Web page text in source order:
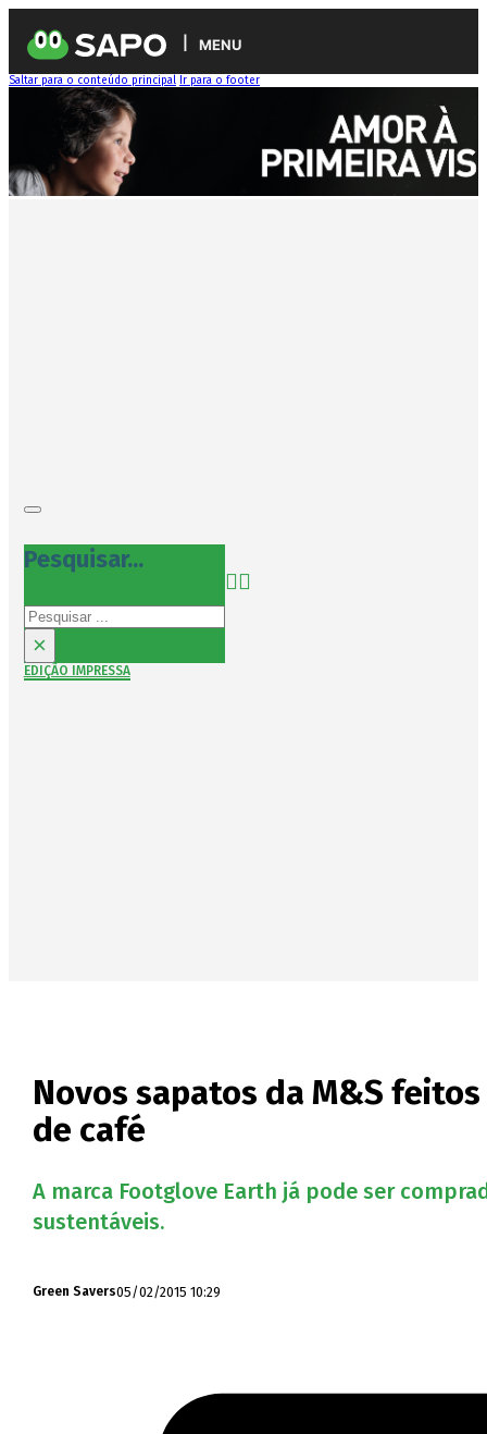
MENU
Saltar para o conteúdo principal Ir para o footer
Pesquisar...
Pesquisar
×
EDIÇÃO IMPRESSA
Novos sapatos da M&S
de café
A marca Footglove Earth já pode ser
sustentáveis.
Green Savers05/02/2015 10:29